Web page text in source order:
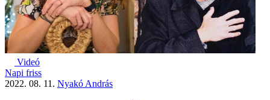
Videó
Napi friss
2022. 08. 11. Nyakó András